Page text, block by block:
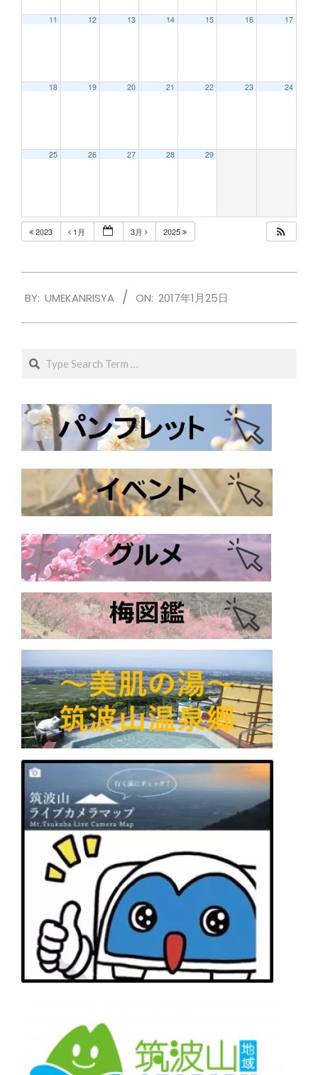
11 12 13 14 15 16 17
18 19 20 21 22 23 24
25 26 27 28 29
2023 1月 3月 2025
01-
BY: UMEKANRISYA ON: 2017年1月25日
Search